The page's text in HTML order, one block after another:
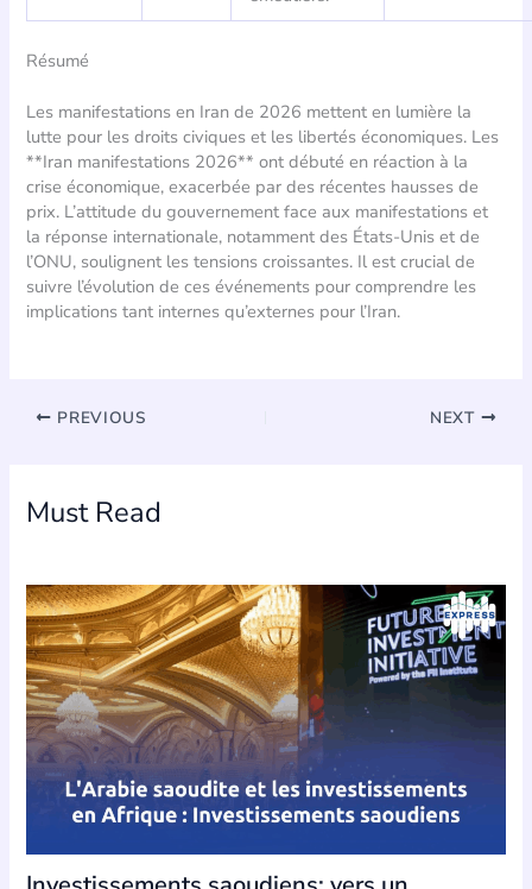
Résumé
Les manifestations en Iran de 2026 mettent en lumière la
lutte pour les droits civiques et les libertés économiques. Les
**Iran manifestations 2026** ont débuté en réaction à la
crise économique, exacerbée par des récentes hausses de
prix. L’attitude du gouvernement face aux manifestations et
la réponse internationale, notamment des États-Unis et de
l’ONU, soulignent les tensions croissantes. Il est crucial de
suivre l’évolution de ces événements pour comprendre les
implications tant internes qu’externes pour l’Iran.
PREVIOUS NEXT
Must Read